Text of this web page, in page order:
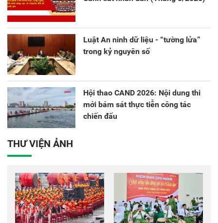
Luật An ninh dữ liệu - “tường lửa”
trong kỷ nguyên số
Hội thao CAND 2026: Nội dung thi
mới bám sát thực tiễn công tác
chiến đấu
THƯ VIỆN ẢNH